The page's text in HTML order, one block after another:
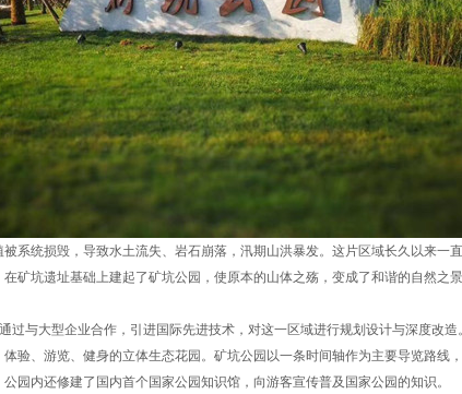
损毁，导致水土流失、岩石崩落，汛期山洪暴发。这片区域长久以来一直
矿坑遗址基础上建起了矿坑公园，使原本的山体之殇，变成了和谐的自然之景
过与大型企业合作，引进国际先进技术，对这一区域进行规划设计与深度改
验、游览、健身的立体生态花园。矿坑公园以一条时间轴作为主要导览路线
园内还修建了国内首个国家公园知识馆，向游客宣传普及国家公园的知识。